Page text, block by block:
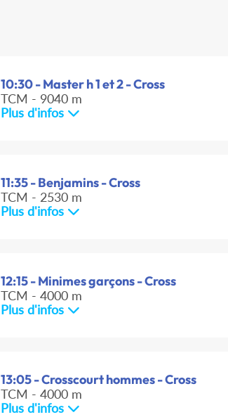
10:30 - Master h 1 et 2 - Cross
TCM - 9040 m
Plus d'infos
11:35 - Benjamins - Cross
TCM - 2530 m
Plus d'infos
12:15 - Minimes garçons - Cross
TCM - 4000 m
Plus d'infos
13:05 - Crosscourt hommes - Cross
TCM - 4000 m
Plus d'infos